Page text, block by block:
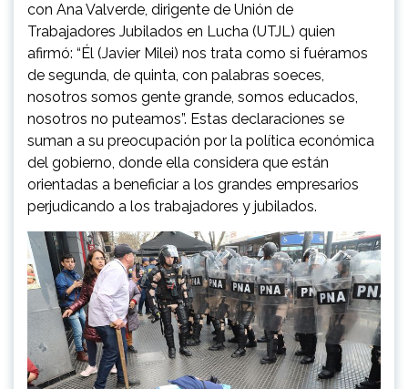
con Ana Valverde, dirigente de Unión de
Trabajadores Jubilados en Lucha (UTJL) quien
afirmó: “Él (Javier Milei) nos trata como si fuéramos
de segunda, de quinta, con palabras soeces,
nosotros somos gente grande, somos educados,
nosotros no puteamos”. Estas declaraciones se
suman a su preocupación por la política económica
del gobierno, donde ella considera que están
orientadas a beneficiar a los grandes empresarios
perjudicando a los trabajadores y jubilados.